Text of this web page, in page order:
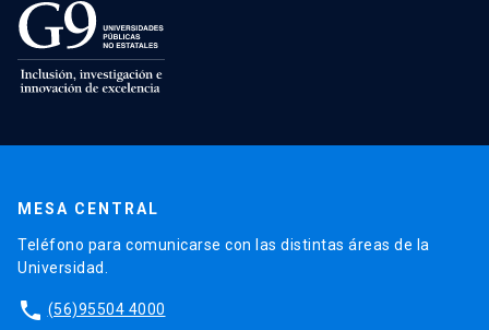
MESA CENTRAL
Teléfono para comunicarse con las distintas áreas de la
Universidad.
phone (56)95504 4000